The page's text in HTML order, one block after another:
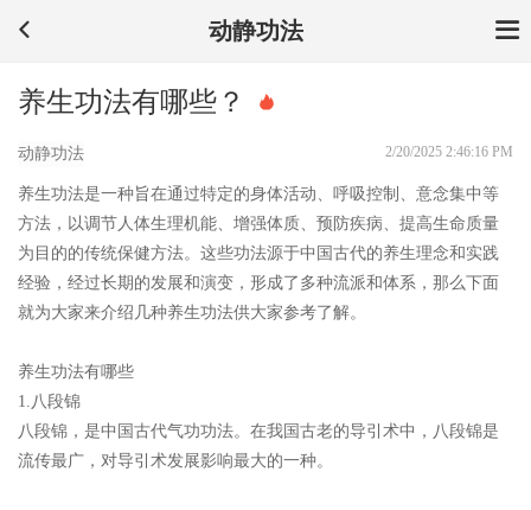
动静功法
养生功法有哪些？
动静功法 2/20/2025 2:46:16 PM
养生功法是一种旨在通过特定的身体活动、呼吸控制、意念集中等
方法，以调节人体生理机能、增强体质、预防疾病、提高生命质量
为目的的传统保健方法。这些功法源于中国古代的养生理念和实践
经验，经过长期的发展和演变，形成了多种流派和体系，那么下面
就为大家来介绍几种养生功法供大家参考了解。
养生功法有哪些
1.八段锦
八段锦，是中国古代气功功法。在我国古老的导引术中，八段锦是
流传最广，对导引术发展影响最大的一种。